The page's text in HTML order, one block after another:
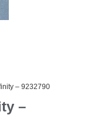
– 9232790
–